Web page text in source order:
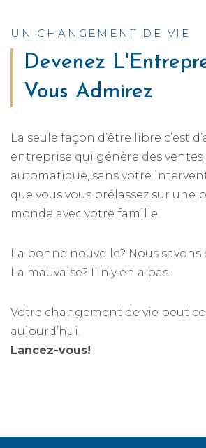
UN CHANGEMENT DE VIE
Devenez
Vous Admirez
La seule façon d’être libre c’est
entreprise qui génère des
automatique, sans votre
que vous vous prélassez sur une
monde avec votre famille.
La bonne nouvelle? Nous
La mauvaise? Il n’y en a pas.
Votre changement de vie peut
aujourd’hui.
Lancez-vous!